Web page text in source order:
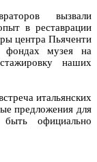
вызвали
в реставрации
центра Пьяченти
фондах музея на
наших
итальянских
предложения для
официально